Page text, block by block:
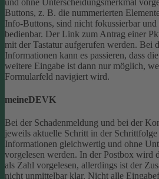
Buttons, z. B. die nummerierten
Info-Buttons, sind nicht fokussierbar und
bedienbar. Der Link zum Antrag einer
mit der Tastatur aufgerufen werden. Bei
Informationen kann es passieren, dass
weitere Eingabe ist dann nur möglich,
Formularfeld navigiert wird.
meineDEVK
Bei der Schadenmeldung und bei der
jeweils aktuelle Schritt in der
Informationen gleichwertig und ohne
vorgelesen werden. In der Postbox wird
als Zahl vorgelesen, allerdings ist der
nicht unmittelbar klar. Nicht alle